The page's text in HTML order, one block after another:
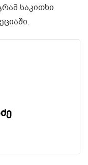
საკითხი